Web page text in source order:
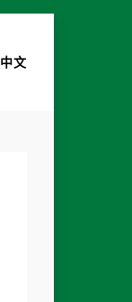
中文